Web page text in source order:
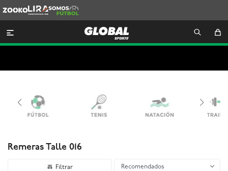
Lira
Somos
Futbol

Remeras Talle 016
Recomendados